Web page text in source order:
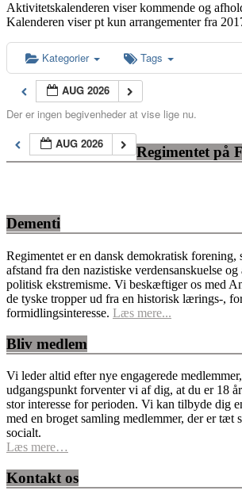
Aktivitetskalenderen viser kommende og
Kalenderen viser pt kun arrangementer fra
Kategorier Tags
AUG 2026
Der er ingen begivenheder at vise lige nu.
AUG 2026
Regimentet på
Dementi
Regimentet er en dansk demokratisk forening,
afstand fra den nazistiske verdensanskuelse
politisk ekstremisme. Vi beskæftiger os med
de tyske tropper ud fra en historisk lærings-,
formidlingsinteresse. Læs mere...
Bliv medlem
Vi leder altid efter nye engagerede
udgangspunkt forventer vi af dig, at du er 18
stor interesse for perioden. Vi kan tilbyde dig
med en broget samling medlemmer, der er tæt
socialt.
Læs mere…
Kontakt os